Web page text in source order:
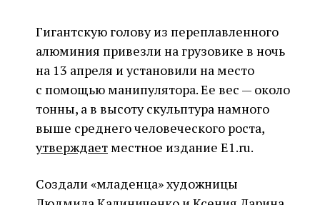
Гигантскую голову из переплавленного
алюминия привезли на грузовике в ночь
на 13 апреля и установили на место
с помощью манипулятора. Ее вес — около
тонны, а в высоту скульптура намного
выше среднего человеческого роста,
утверждаетместное издание E1.ru.
Создали «младенца» художницы